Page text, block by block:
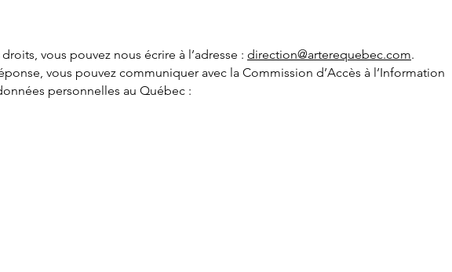
vous pouvez nous écrire à l’adresse : direction@arterequebec.com.
vous pouvez communiquer avec la Commission d’Accès à l’Information
personnelles au Québec :